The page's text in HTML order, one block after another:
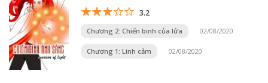
3.2
Chương 2: Chiến binh của lửa 02/08/2020
Chương 1: Linh cảm 02/08/2020